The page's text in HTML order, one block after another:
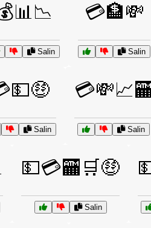
Salin
💳🏦💸
Salin
Salin
💳💸📈🏧
Salin
💵💳🏧🛒🤑
Salin